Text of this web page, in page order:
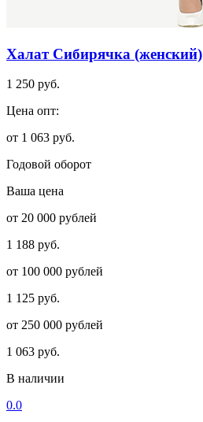
Халат Сибирячка (женский)
1 250 руб.
Цена опт:
от 1 063 руб.
Годовой оборот
Ваша цена
от 20 000 рублей
1 188 руб.
от 100 000 рублей
1 125 руб.
от 250 000 рублей
1 063 руб.
В наличии
0.0